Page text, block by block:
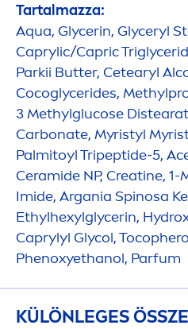
Tartalmazza:
Aqua, Glycerin, Glyceryl
Caprylic/Capric
Parkii Butter, Cetearyl
Cocoglycerides,
3 Methylglucose
Carbonate, Myristyl
Palmitoyl Tripeptide-5,
Ceramide NP, Creatine,
Imide, Argania Spinosa
Ethylhexylglycerin, Hydro
Caprylyl Glycol,
Phenoxyethanol, Parfum
KÜLÖNLEGES